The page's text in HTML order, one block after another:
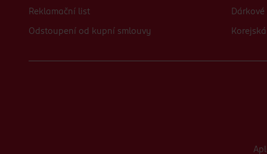
Reklamační list
Odstoupení od kupní smlouvy